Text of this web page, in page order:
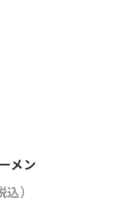
メン
）